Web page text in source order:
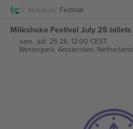
Musique Festival
Milkshake Festival July 25 billets
sam., juil. 25 26, 12:00 CEST
Westerpark, Amsterdam,